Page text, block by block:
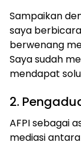
Sampaikan
saya
berwenang
Saya sudah
mendapat
2.
AFPI sebagai
mediasi